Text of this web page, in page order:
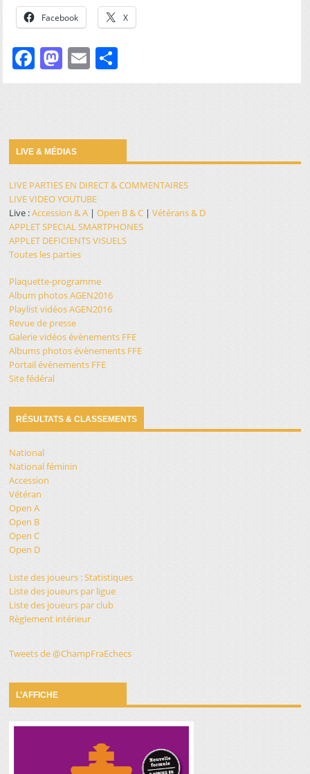
Facebook X
FacebookMastodonEmail
LIVE & MÉDIAS
LIVE PARTIES EN DIRECT & COMMENTAIRES
LIVE VIDEO YOUTUBE
Live :Accession & A |Open B & C |Vétérans & D
APPLET SPECIAL SMARTPHONES
APPLET DEFICIENTS VISUELS
Toutes les parties
Plaquette-programme
Album photos AGEN2016
Playlist vidéos AGEN2016
Revue de presse
Galerie vidéos évènements FFE
Albums photos évènements FFE
Portail évènements FFE
Site fédéral
RÉSULTATS & CLASSEMENTS
National
National féminin
Accession
Vétéran
Open A
Open B
Open C
Open D
Liste des joueurs : Statistiques
Liste des joueurs par ligue
Liste des joueurs par club
Règlement intérieur
Tweets de @ChampFraEchecs
L’AFFICHE